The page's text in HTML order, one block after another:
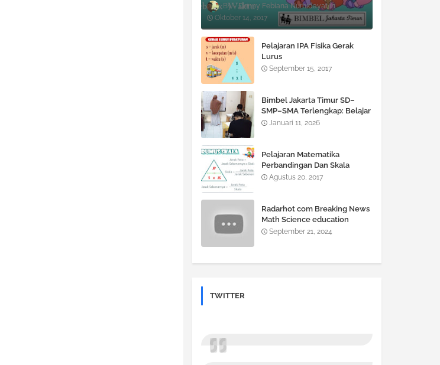
Denny Febiana Nurhidayat
Oktober 14, 2017
Pelajaran IPA Fisika Gerak
Lurus
September 15, 2017
Bimbel Jakarta Timur SD–
SMP–SMA Terlengkap: Belajar
Jadi Gampang, Nilai Auto Naik!
Januari 11, 2026
Pelajaran Matematika
Perbandingan Dan Skala
Agustus 20, 2017
Radarhot com Breaking News
Math Science education
September 21, 2024
TWITTER